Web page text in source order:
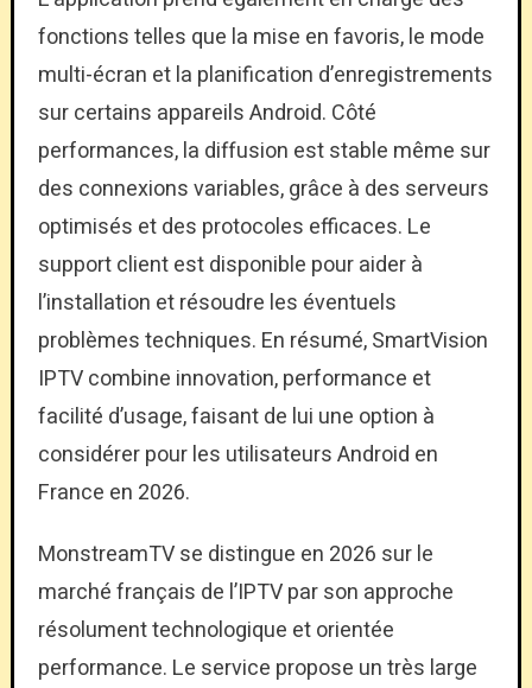
fonctions telles que la mise en favoris, le mode
multi-écran et la planification d’enregistrements
sur certains appareils Android. Côté
performances, la diffusion est stable même sur
des connexions variables, grâce à des serveurs
optimisés et des protocoles efficaces. Le
support client est disponible pour aider à
l’installation et résoudre les éventuels
problèmes techniques. En résumé, SmartVision
IPTV combine innovation, performance et
facilité d’usage, faisant de lui une option à
considérer pour les utilisateurs Android en
France en 2026.
MonstreamTV se distingue en 2026 sur le
marché français de l’IPTV par son approche
résolument technologique et orientée
performance. Le service propose un très large